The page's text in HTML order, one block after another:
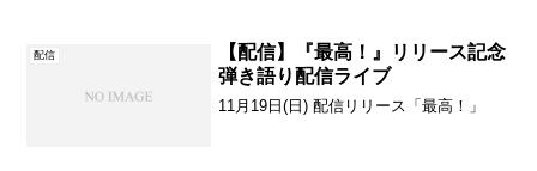
member・...
配信
【配信】『最高！』リリース記念
弾き語り配信ライブ
11月19日(日) 配信リリース「最高！」